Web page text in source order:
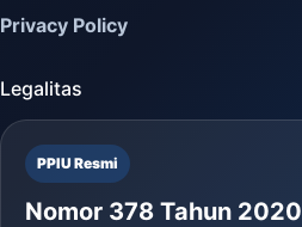
Privacy Policy
Legalitas
PPIU Resmi
Nomor 378 Tahun 2020